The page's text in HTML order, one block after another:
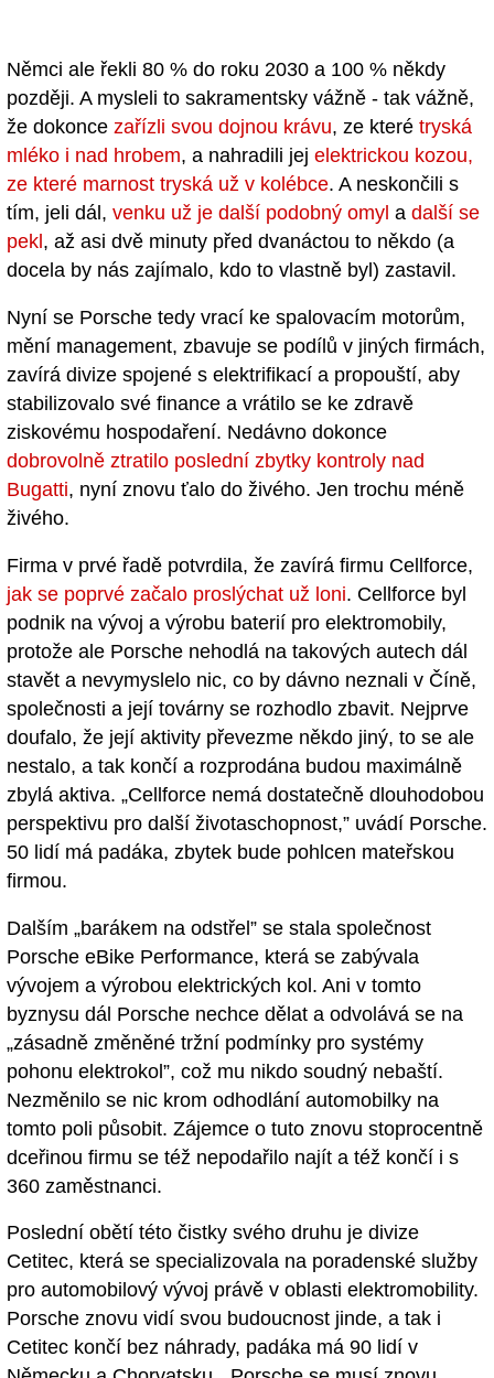
Němci ale řekli 80 % do roku 2030 a 100 % někdy
později. A mysleli to sakramentsky vážně - tak vážně,
že dokonce zařízli svou dojnou krávu, ze které tryská
mléko i nad hrobem, a nahradili jej elektrickou kozou,
ze které marnost tryská už v kolébce. A neskončili s
tím, jeli dál, venku už je další podobný omyl a další se
pekl , až asi dvě minuty před dvanáctou to někdo (a
docela by nás zajímalo, kdo to vlastně byl) zastavil.
Nyní se Porsche tedy vrací ke spalovacím motorům,
mění management, zbavuje se podílů v jiných firmách,
zavírá divize spojené s elektrifikací a propouští, aby
stabilizovalo své finance a vrátilo se ke zdravě
ziskovému hospodaření. Nedávno dokonce
dobrovolně ztratilo poslední zbytky kontroly nad
Bugatti, nyní znovu ťalo do živého. Jen trochu méně
živého.
Firma v prvé řadě potvrdila, že zavírá firmu Cellforce,
jak se poprvé začalo proslýchat už loni. Cellforce byl
podnik na vývoj a výrobu baterií pro elektromobily,
protože ale Porsche nehodlá na takových autech dál
stavět a nevymyslelo nic, co by dávno neznali v Číně,
společnosti a její továrny se rozhodlo zbavit. Nejprve
doufalo, že její aktivity převezme někdo jiný, to se ale
nestalo, a tak končí a rozprodána budou maximálně
zbylá aktiva. „Cellforce nemá dostatečně dlouhodobou
perspektivu pro další životaschopnost,” uvádí Porsche.
50 lidí má padáka, zbytek bude pohlcen mateřskou
firmou.
Dalším „barákem na odstřel” se stala společnost
Porsche eBike Performance, která se zabývala
vývojem a výrobou elektrických kol. Ani v tomto
byznysu dál Porsche nechce dělat a odvolává se na
„zásadně změněné tržní podmínky pro systémy
pohonu elektrokol”, což mu nikdo soudný nebaští.
Nezměnilo se nic krom odhodlání automobilky na
tomto poli působit. Zájemce o tuto znovu stoprocentně
dceřinou firmu se též nepodařilo najít a též končí i s
360 zaměstnanci.
Poslední obětí této čistky svého druhu je divize
Cetitec, která se specializovala na poradenské služby
pro automobilový vývoj právě v oblasti elektromobility.
Porsche znovu vidí svou budoucnost jinde, a tak i
Cetitec končí bez náhrady, padáka má 90 lidí v